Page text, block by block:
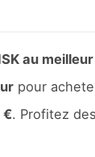
au
pour
€. Profitez